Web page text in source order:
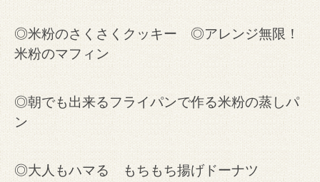
◎米粉のさくさくクッキー ◎アレンジ無限！
米粉のマフィン
◎朝でも出来るフライパンで作る米粉の蒸しパ
ン
◎大人もハマる もちもち揚げドーナツ